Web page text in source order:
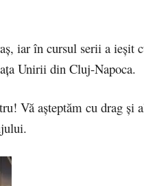
iar în cursul serii a ieșit
Unirii din Cluj-Napoca.
Vă așteptăm cu drag și